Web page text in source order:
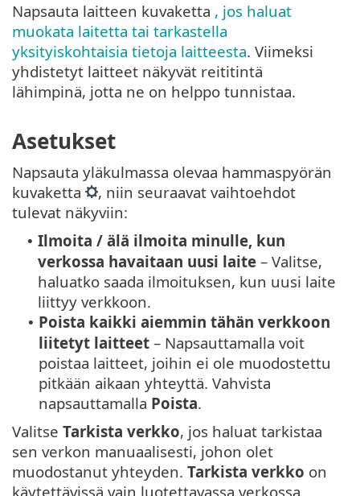
Napsauta laitteen kuvaketta , jos haluat
muokata laitetta tai tarkastella
yksityiskohtaisia tietoja laitteesta. Viimeksi
yhdistetyt laitteet näkyvät reititintä
lähimpinä, jotta ne on helppo tunnistaa.
Asetukset
Napsauta yläkulmassa olevaa hammaspyörän
kuvaketta
, niin seuraavat vaihtoehdot
tulevat näkyviin:
• Ilmoita / älä ilmoita minulle, kun
verkossa havaitaan uusi laite – Valitse,
haluatko saada ilmoituksen, kun uusi laite
liittyy verkkoon.
• Poista kaikki aiemmin tähän verkkoon
liitetyt laitteet – Napsauttamalla voit
poistaa laitteet, joihin ei ole muodostettu
pitkään aikaan yhteyttä. Vahvista
napsauttamalla Poista.
Valitse Tarkista verkko, jos haluat tarkistaa
sen verkon manuaalisesti, johon olet
muodostanut yhteyden. Tarkista verkko on
käytettävissä vain luotettavassa verkossa.